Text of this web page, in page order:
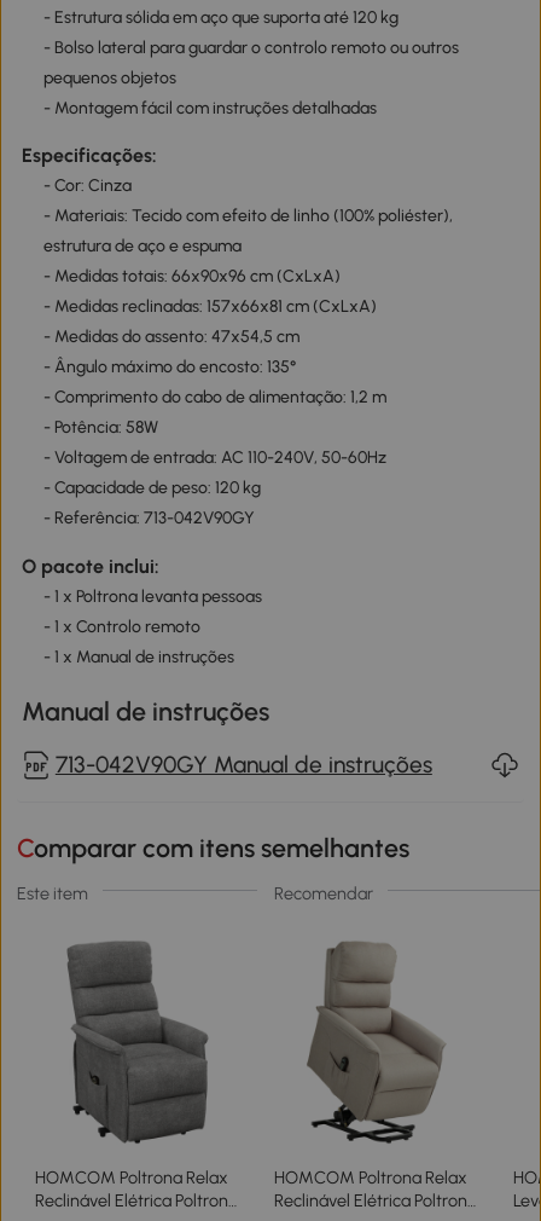
- Estrutura sólida em aço que suporta até 120 kg
- Bolso lateral para guardar o controlo remoto ou outros
pequenos objetos
- Montagem fácil com instruções detalhadas
Especificações:
- Cor: Cinza
- Materiais: Tecido com efeito de linho (100% poliéster),
estrutura de aço e espuma
- Medidas totais: 66x90x96 cm (CxLxA)
- Medidas reclinadas: 157x66x81 cm (CxLxA)
- Medidas do assento: 47x54,5 cm
- Ângulo máximo do encosto: 135°
- Comprimento do cabo de alimentação: 1,2 m
- Potência: 58W
- Voltagem de entrada: AC 110-240V, 50-60Hz
- Capacidade de peso: 120 kg
- Referência: 713-042V90GY
O pacote inclui:
- 1 x Poltrona levanta pessoas
- 1 x Controlo remoto
- 1 x Manual de instruções
Manual de instruções
713-042V90GY Manual de instruções
Comparar com itens semelhantes
Este item Recomendar
HOMCOM Poltrona Relax
Reclinável Elétrica Poltrona
HOMCOM Poltrona Relax
Reclinável Elétrica Poltrona